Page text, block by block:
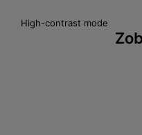
High-contrast mode